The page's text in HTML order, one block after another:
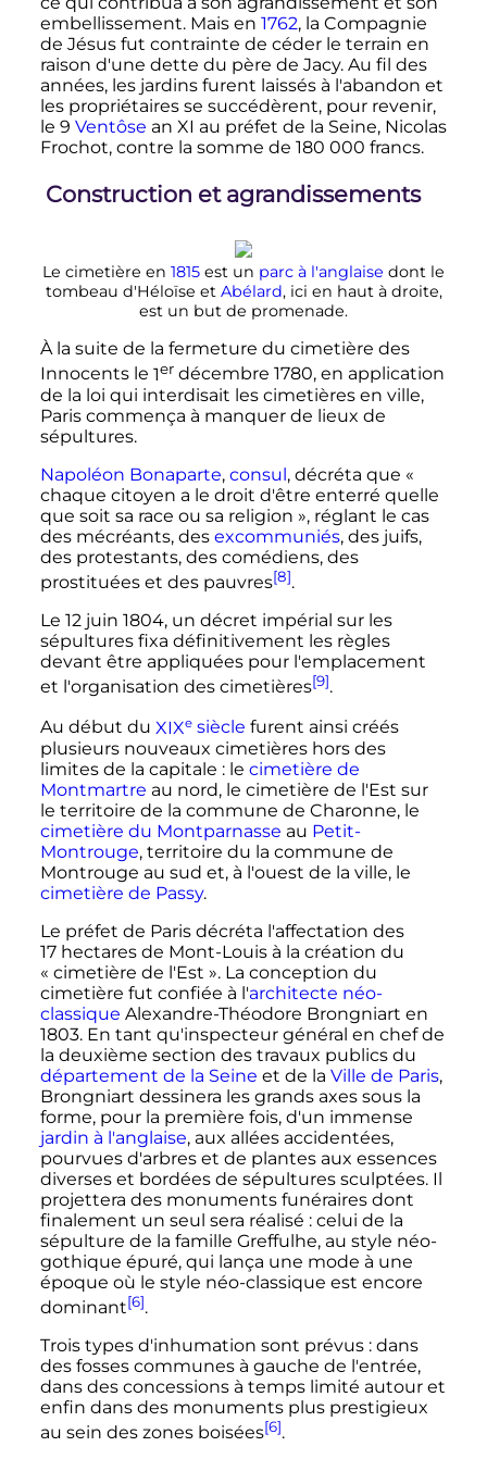
embellissement. Mais en 1762, la Compagnie
de Jésus fut contrainte de céder le terrain en
raison d'une dette du père de Jacy. Au fil des
années, les jardins furent laissés à l'abandon et
les propriétaires se succédèrent, pour revenir,
le 9 Ventôse an XI au préfet de la Seine, Nicolas
Frochot, contre la somme de 180 000 francs.
Construction et agrandissements
Le cimetière en 1815 est un parc à l'anglaise dont le
tombeau d'Héloïse et Abélard, ici en haut à droite,
est un but de promenade.
À la suite de la fermeture du cimetière des
Innocents le 1erdécembre 1780, en application
de la loi qui interdisait les cimetières en ville,
Paris commença à manquer de lieux de
sépultures.
Napoléon Bonaparte, consul, décréta que «
chaque citoyen a le droit d'être enterré quelle
que soit sa race ou sa religion », réglant le cas
des mécréants, des excommuniés, des juifs,
des protestants, des comédiens, des
prostituées et des pauvres[8].
Le 12 juin 1804, un décret impérial sur les
sépultures fixa définitivement les règles
devant être appliquées pour l'emplacement
et l'organisation des cimetières[9].
Au début du XIXesiècle furent ainsi créés
plusieurs nouveaux cimetières hors des
limites de la capitale : le cimetière de
Montmartre au nord, le cimetière de l'Est sur
le territoire de la commune de Charonne, le
cimetière du Montparnasse au Petit-
Montrouge, territoire du la commune de
Montrouge au sud et, à l'ouest de la ville, le
cimetière de Passy.
Le préfet de Paris décréta l'affectation des
17hectaresde Mont-Louis à la création du
« cimetière de l'Est ». La conception du
cimetière fut confiée à l'architecte néo-
classique Alexandre-Théodore Brongniart en
1803. En tant qu'inspecteur général en chef de
la deuxième section des travaux publics du
département de la Seine et de la Ville de Paris,
Brongniart dessinera les grands axes sous la
forme, pour la première fois, d'un immense
jardin à l'anglaise, aux allées accidentées,
pourvues d'arbres et de plantes aux essences
diverses et bordées de sépultures sculptées. Il
projettera des monuments funéraires dont
finalement un seul sera réalisé : celui de la
sépulture de la famille Greffulhe, au style néo-
gothique épuré, qui lança une mode à une
époque où le style néo-classique est encore
dominant[6].
Trois types d'inhumation sont prévus : dans
des fosses communes à gauche de l'entrée,
dans des concessions à temps limité autour et
enfin dans des monuments plus prestigieux
au sein des zones boisées[6].